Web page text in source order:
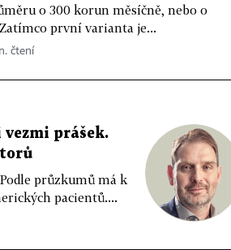
o 300 korun měsíčně, nebo o
první varianta je...
čtení
prášek.
průzkumů má k
pacientů....